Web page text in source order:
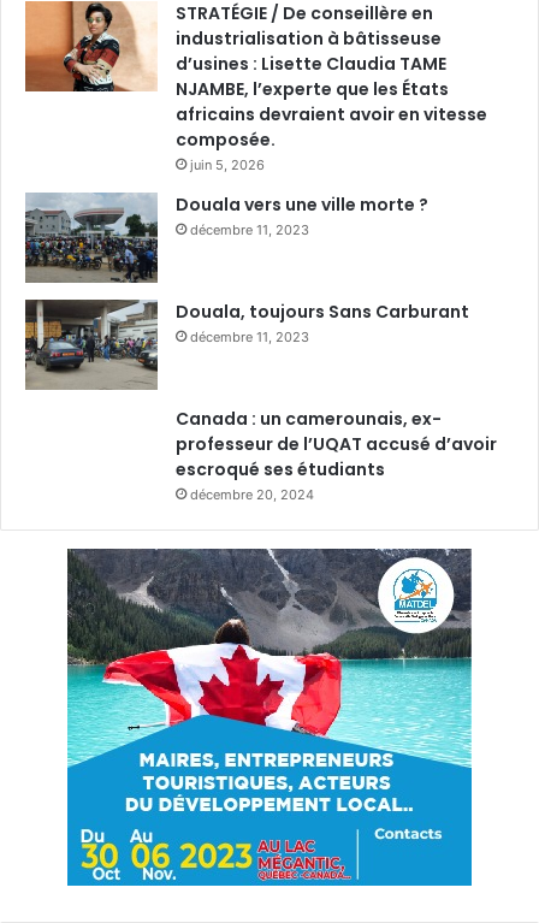
STRATÉGIE / De conseillère en
industrialisation à bâtisseuse
d’usines : Lisette Claudia TAME
NJAMBE, l’experte que les États
africains devraient avoir en vitesse
composée.
juin 5, 2026
Douala vers une ville morte ?
décembre 11, 2023
Douala, toujours Sans Carburant
décembre 11, 2023
Canada : un camerounais, ex-
professeur de l’UQAT accusé d’avoir
escroqué ses étudiants
décembre 20, 2024